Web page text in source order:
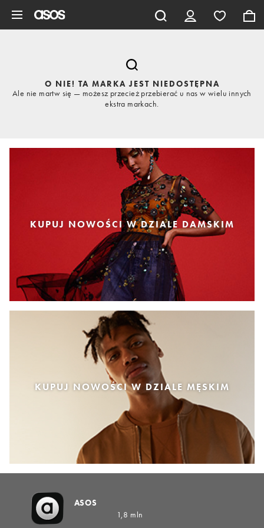
O NIE! TA MARKA JEST NIEDOSTĘPNA
Ale nie martw się — możesz przecież przebierać u nas w wielu innych
ekstra markach.
KUPUJ NOWOŚCI W DZIALE DAMSKIM
KUPUJ NOWOŚCI W DZIALE MĘSKIM
ASOS
1,8 mln